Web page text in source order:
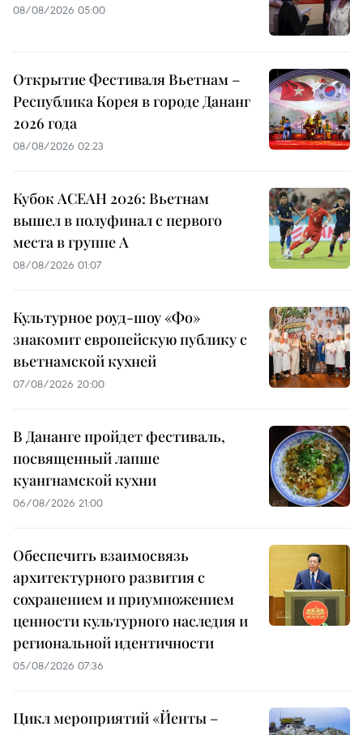
08/08/2026 05:00
Открытие Фестиваля Вьетнам –
Республика Корея в городе Дананг
2026 года
08/08/2026 02:23
Кубок АСЕАН 2026: Вьетнам
вышел в полуфинал с первого
места в группе A
08/08/2026 01:07
Культурное роуд-шоу «Фо»
знакомит европейскую публику с
вьетнамской кухней
07/08/2026 20:00
В Дананге пройдет фестиваль,
посвященный лапше
куангнамской кухни
06/08/2026 21:00
Обеспечить взаимосвязь
архитектурного развития с
сохранением и приумножением
ценности культурного наследия и
региональной идентичности
05/08/2026 07:36
Цикл мероприятий «Йенты –